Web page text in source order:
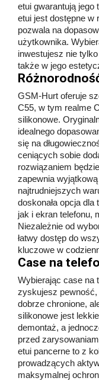
etui gwarantują jego
etui jest dostępne w
pozwala na
użytkownika.
inwestujesz nie
także w jego
GSM-Hurt oferuje
C55, w tym realme
silikonowe.
idealnego
się na
ceniących sobie
rozwiązaniem
zapewnia
najtrudniejszych
doskonała opcja
jak i ekran telefonu,
Niezależnie od
łatwy dostęp do
kluczowe w
Case na
Wybierając case na
zyskujesz pewność,
dobrze chronione,
silikonowe jest
demontaż, a
przed
etui pancerne to z
prowadzących
maksymalnej